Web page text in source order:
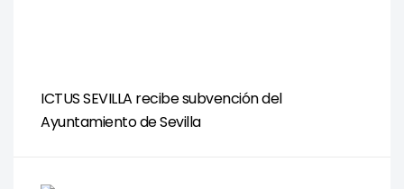
ICTUS SEVILLA recibe subvención del
Ayuntamiento de Sevilla